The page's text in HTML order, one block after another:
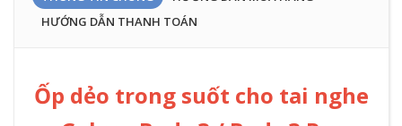
HƯỚNG DẪN THANH TOÁN
Ốp dẻo trong suốt cho tai nghe